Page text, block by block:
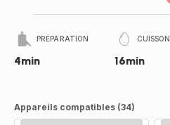
PRÉPARATION
4min
CUISSON
16min
Appareils compatibles (34)